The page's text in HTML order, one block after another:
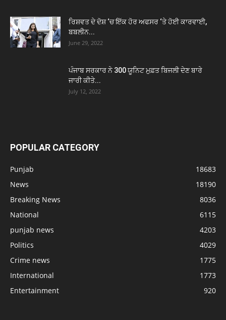
ਰਿਸ਼ਵਤ ਦੇ ਦੋਸ਼ ‘ਚ ਇੱਕ ਹੋਰ ਅਫਸਰ ‘ਤੇ ਹੋਈ ਕਾਰਵਾਈ,
ਬਬਲੀਨ...
June 29, 2022
ਪੰਜਾਬ ਸਰਕਾਰ ਨੇ 300 ਯੂਨਿਟ ਮੁਫ਼ਤ ਬਿਜਲੀ ਦੇਣ ਬਾਰੇ
ਜਾਰੀ ਕੀਤੇ...
July 12, 2022
POPULAR CATEGORY
Punjab
18683
News
18190
Breaking News
8036
National
6115
punjab news
4203
Politics
4029
Crime news
1775
International
1773
Entertainment
920